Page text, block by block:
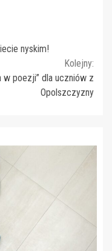
nyskim!
Kolejny:
w poezji” dla uczniów z
Opolszczyzny